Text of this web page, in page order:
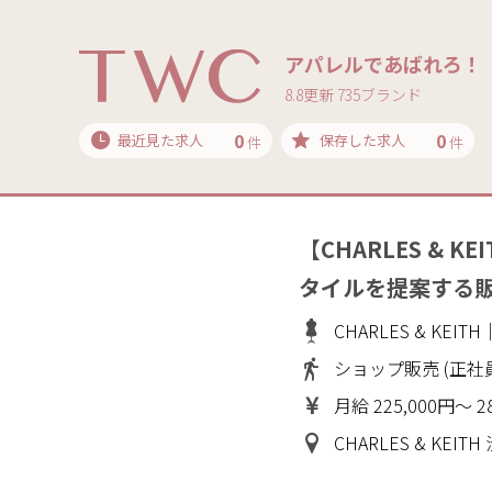
アパレルであばれろ！
8.8更新 735ブランド
最近見た求人 0件 保存した求人 0件
【CHARLES &
タイルを提案する
CHARLES &
ショップ販売 (正社
月給 225,000円～
CHARLES &